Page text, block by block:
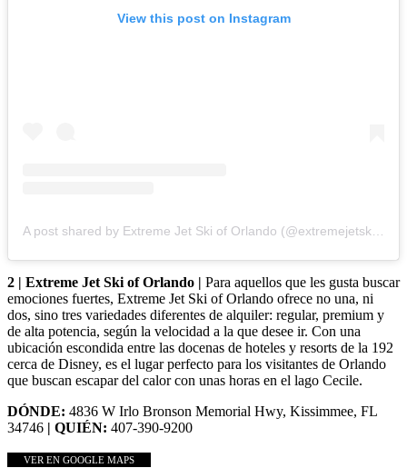
View this post on Instagram
2 | Extreme Jet Ski of Orlando | Para aquellos que les gusta buscar
emociones fuertes, Extreme Jet Ski of Orlando ofrece no una, ni
dos, sino tres variedades diferentes de alquiler: regular, premium y
de alta potencia, según la velocidad a la que desee ir. Con una
ubicación escondida entre las docenas de hoteles y resorts de la 192
cerca de Disney, es el lugar perfecto para los visitantes de Orlando
que buscan escapar del calor con unas horas en el lago Cecile.
DÓNDE: 4836 W Irlo Bronson Memorial Hwy, Kissimmee, FL
34746 | QUIÉN: 407-390-9200
VER EN GOOGLE MAPS